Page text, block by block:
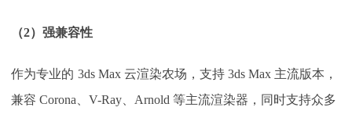
（2） 强兼容性
作为专业的 3ds Max 云渲染农场，支持 3ds Max 主流版本，
兼容 Corona、V-Ray、Arnold 等主流渲染器，同时支持众多